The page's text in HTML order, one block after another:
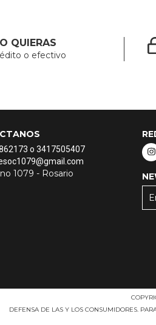
QUIERAS
o efectivo
o 3417505407
1079 - Rosario
DEFENSA DE LAS Y LOS CONSUMIDORES.